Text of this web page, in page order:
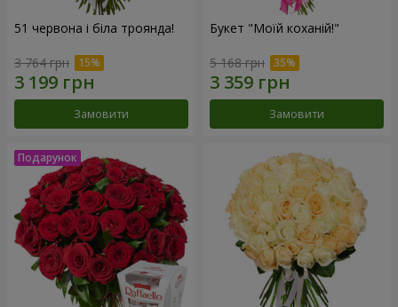
51 червона і біла троянда!
3 764 грн
Замовити
Букет "Моїй коханій!"
5 168 грн
Замовити